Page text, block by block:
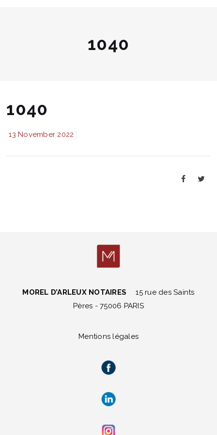
1040
1040
13 November 2022
MOREL D’ARLEUX NOTAIRES
15 rue des Saints
Pères - 75006 PARIS
Mentions légales